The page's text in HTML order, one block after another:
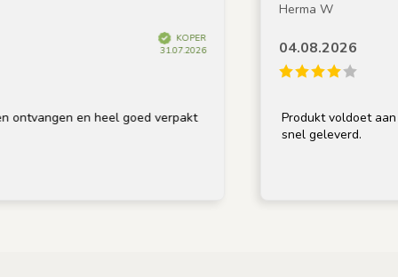
KOPER
31.07.2026
en heel goed verpakt
Herma W
04.08.2026
Produkt voldoet aan
snel geleverd.